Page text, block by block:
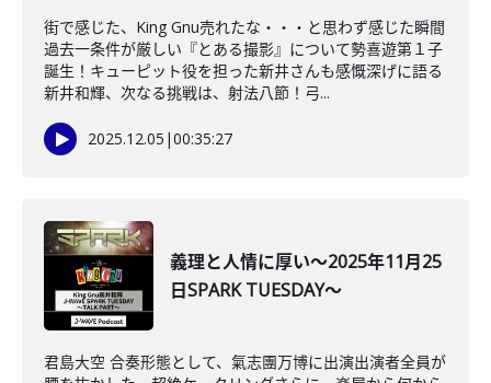
街で感じた、King Gnu売れたな・・・と思わず感じた瞬間
過去一条件が厳しい『とある撮影』について勢喜遊第１子
誕生！キューピット役を担った新井さんも感慨深げに語る
新井和輝、次なる挑戦は、射法八節！弓...
2025.12.05 |00:35:27
義理と人情に厚い～2025年11月25
日SPARK TUESDAY～
君島大空 合奏形態として、氣志團万博に出演出演者全員が